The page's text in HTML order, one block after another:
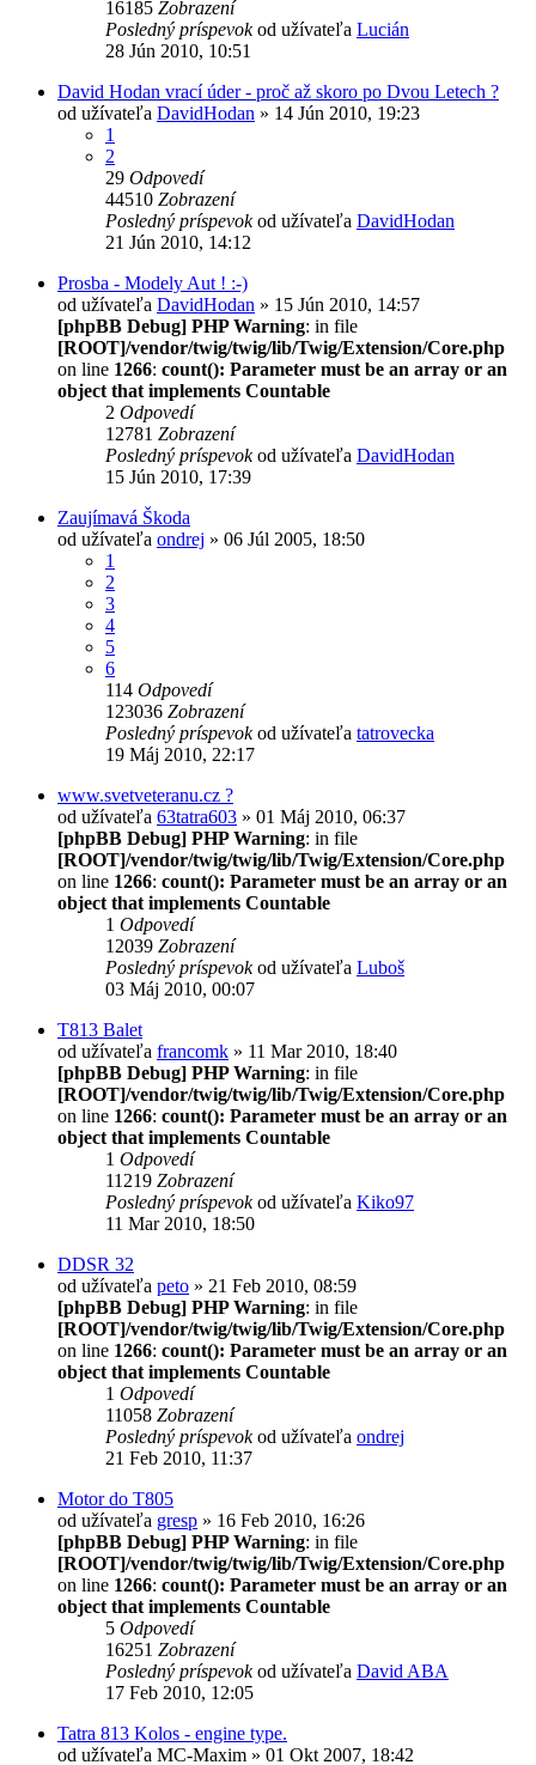
16185 Zobrazení
Posledný príspevokod užívateľa Lucián
28 Jún 2010, 10:51
David Hodan vrací úder - proč až skoro po Dvou Letech ?
od užívateľa DavidHodan » 14 Jún 2010, 19:23
1
2
29 Odpovedí
44510 Zobrazení
Posledný príspevokod užívateľa DavidHodan
21 Jún 2010, 14:12
Prosba - Modely Aut ! :-)
od užívateľa DavidHodan » 15 Jún 2010, 14:57
[phpBB Debug] PHP Warning: in file
[ROOT]/vendor/twig/twig/lib/Twig/Extension/Core.php
on line 1266: count(): Parameter must be an array or an
object that implements Countable
2 Odpovedí
12781 Zobrazení
Posledný príspevokod užívateľa DavidHodan
15 Jún 2010, 17:39
Zaujímavá Škoda
od užívateľa ondrej » 06 Júl 2005, 18:50
1
2
3
4
5
6
114 Odpovedí
123036 Zobrazení
Posledný príspevokod užívateľa tatrovecka
19 Máj 2010, 22:17
www.svetveteranu.cz ?
od užívateľa 63tatra603 » 01 Máj 2010, 06:37
[phpBB Debug] PHP Warning: in file
[ROOT]/vendor/twig/twig/lib/Twig/Extension/Core.php
on line 1266: count(): Parameter must be an array or an
object that implements Countable
1 Odpovedí
12039 Zobrazení
Posledný príspevokod užívateľa Luboš
03 Máj 2010, 00:07
T813 Balet
od užívateľa francomk » 11 Mar 2010, 18:40
[phpBB Debug] PHP Warning: in file
[ROOT]/vendor/twig/twig/lib/Twig/Extension/Core.php
on line 1266: count(): Parameter must be an array or an
object that implements Countable
1 Odpovedí
11219 Zobrazení
Posledný príspevokod užívateľa Kiko97
11 Mar 2010, 18:50
DDSR 32
od užívateľa peto » 21 Feb 2010, 08:59
[phpBB Debug] PHP Warning: in file
[ROOT]/vendor/twig/twig/lib/Twig/Extension/Core.php
on line 1266: count(): Parameter must be an array or an
object that implements Countable
1 Odpovedí
11058 Zobrazení
Posledný príspevokod užívateľa ondrej
21 Feb 2010, 11:37
Motor do T805
od užívateľa gresp » 16 Feb 2010, 16:26
[phpBB Debug] PHP Warning: in file
[ROOT]/vendor/twig/twig/lib/Twig/Extension/Core.php
on line 1266: count(): Parameter must be an array or an
object that implements Countable
5 Odpovedí
16251 Zobrazení
Posledný príspevokod užívateľa David ABA
17 Feb 2010, 12:05
Tatra 813 Kolos - engine type.
od užívateľa MC-Maxim » 01 Okt 2007, 18:42